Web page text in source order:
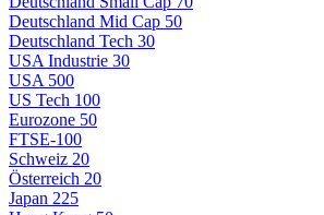
Deutschland Mid Cap 50
Deutschland Tech 30
USA Industrie 30
USA 500
US Tech 100
Eurozone 50
FTSE-100
Schweiz 20
Österreich 20
Japan 225